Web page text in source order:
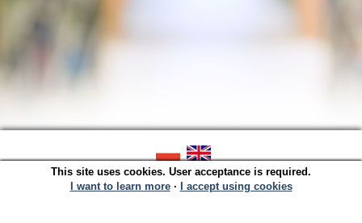
SOWA OPAC v. 6.11.9 (2026-07-21)
Generated in 0,0037 s.
This site uses cookies. User acceptance is required.
I want to learn more∙ I accept using cookies